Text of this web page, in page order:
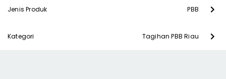
Jenis Produk PBB
Kategori Tagihan PBB Riau